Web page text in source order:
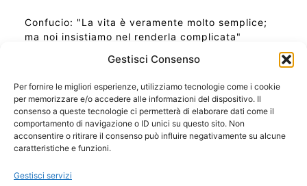
Gestisci Consenso
Per fornire le migliori esperienze, utilizziamo tecnologie come i cookie
per memorizzare e/o accedere alle informazioni del dispositivo. Il
consenso a queste tecnologie ci permetterà di elaborare dati come il
comportamento di navigazione o ID unici su questo sito. Non
acconsentire o ritirare il consenso può influire negativamente su alcune
caratteristiche e funzioni.
Gestisci servizi
Confucio: "La vita è veramente molto semplice;
ma noi insistiamo nel renderla complicata"
Ora Esatta in Italia in questo momento
Ti Senti Strano Ultimamente? Potrebbe Essere per
la Risonanza di Schumann
Come Sapere Se Stai Ascendendo alla Quinta